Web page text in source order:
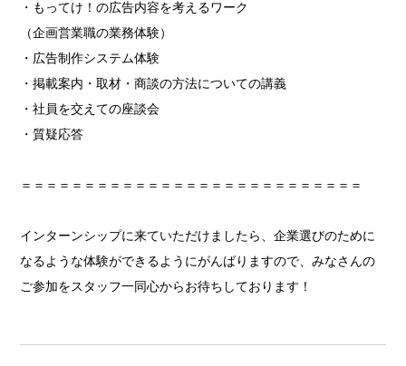
・もってけ！の広告内容を考えるワーク
（企画営業職の業務体験）
・広告制作システム体験
・掲載案内・取材・商談の方法についての講義
・社員を交えての座談会
・質疑応答
＝＝＝＝＝＝＝＝＝＝＝＝＝＝＝＝＝＝＝＝＝＝＝＝＝＝＝
インターンシップに来ていただけましたら、企業選びのために
なるような体験ができるようにがんばりますので、みなさんの
ご参加をスタッフ一同心からお待ちしております！